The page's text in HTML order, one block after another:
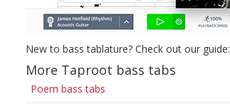
New to bass tablature? Check out our guide:
More Taproot bass tabs
Poem bass tabs